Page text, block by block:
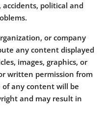
political and
or company
any content displayed
images, graphics, or
written permission from
any content will be
and may result in